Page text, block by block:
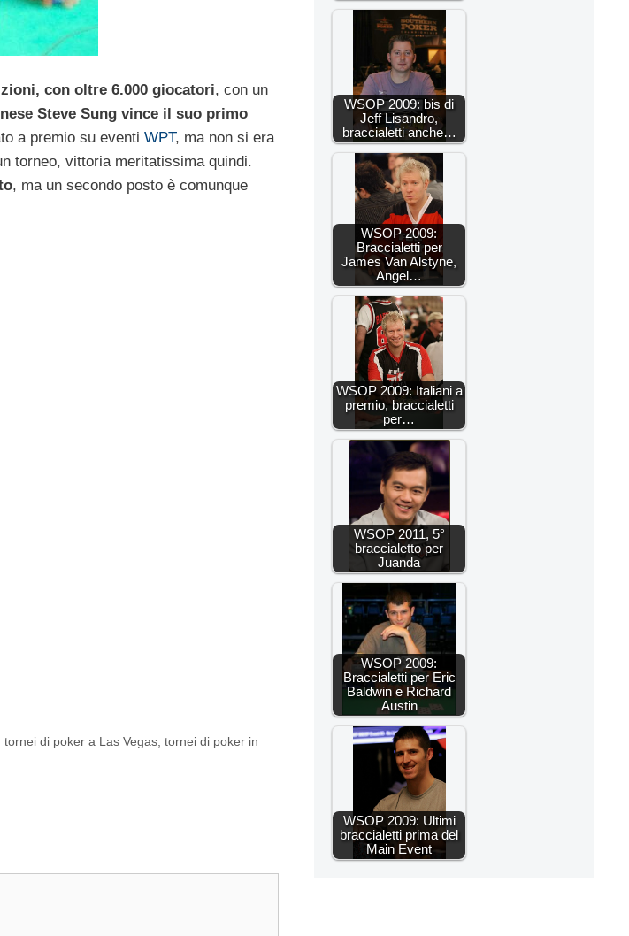
con oltre 6.000 giocatori, con un
Steve Sung vince il suo primo
a premio su eventi WPT, ma non si era
torneo, vittoria meritatissima quindi.
, ma un secondo posto è comunque
,tornei di poker a Las Vegas ,tornei di poker in
WSOP 2009: bis di
Jeff Lisandro,
braccialetti anche…
WSOP 2009:
Braccialetti per
James Van Alstyne,
Angel…
WSOP 2009: Italiani a
premio, braccialetti
per…
WSOP 2011, 5°
braccialetto per
Juanda
WSOP 2009:
Braccialetti per Eric
Baldwin e Richard
Austin
WSOP 2009: Ultimi
braccialetti prima del
Main Event